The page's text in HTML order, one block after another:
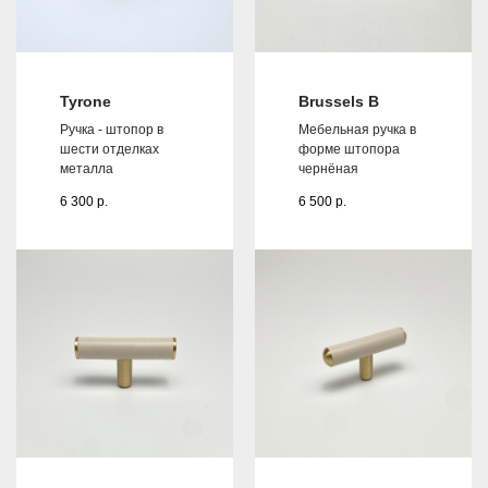
Tyrone
Ручка - штопор в
шести отделках
металла
6 300 р.
Brussels B
Мебельная ручка в
форме штопора
чернёная
6 500 р.